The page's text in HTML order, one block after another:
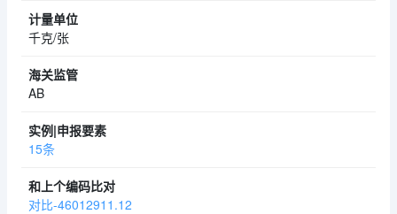
千克/张
AB
15条
对比-46012911.12